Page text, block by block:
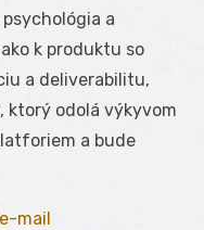
a
k produktu so
a deliverabilitu,
odolá výkyvom
a bude
e-mail